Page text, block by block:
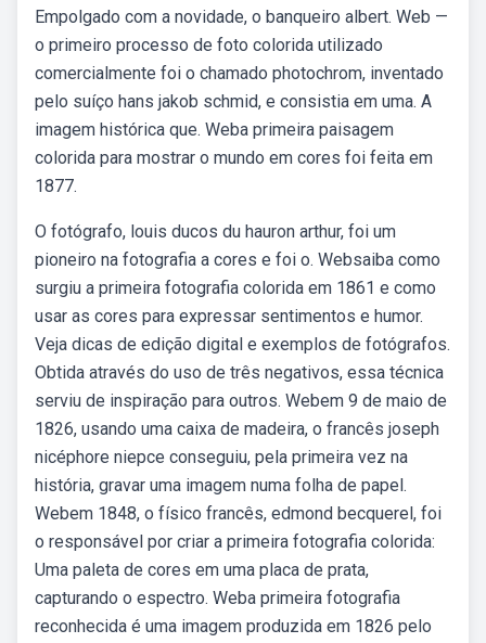
Empolgado com a novidade, o banqueiro albert. Web —
o primeiro processo de foto colorida utilizado
comercialmente foi o chamado photochrom, inventado
pelo suíço hans jakob schmid, e consistia em uma. A
imagem histórica que. Weba primeira paisagem
colorida para mostrar o mundo em cores foi feita em
1877.
O fotógrafo, louis ducos du hauron arthur, foi um
pioneiro na fotografia a cores e foi o. Websaiba como
surgiu a primeira fotografia colorida em 1861 e como
usar as cores para expressar sentimentos e humor.
Veja dicas de edição digital e exemplos de fotógrafos.
Obtida através do uso de três negativos, essa técnica
serviu de inspiração para outros. Webem 9 de maio de
1826, usando uma caixa de madeira, o francês joseph
nicéphore niepce conseguiu, pela primeira vez na
história, gravar uma imagem numa folha de papel.
Webem 1848, o físico francês, edmond becquerel, foi
o responsável por criar a primeira fotografia colorida:
Uma paleta de cores em uma placa de prata,
capturando o espectro. Weba primeira fotografia
reconhecida é uma imagem produzida em 1826 pelo